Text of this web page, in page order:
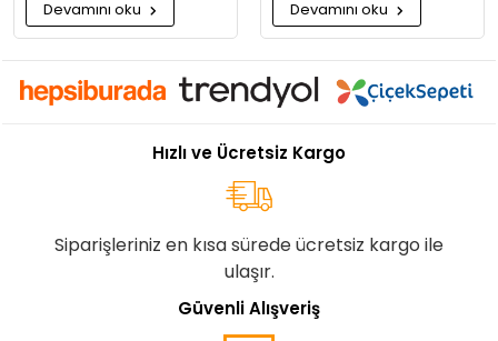
yapmadığınıza pişman
olacaksınız!
Devamını oku
ve emzirme sırasında
hissedilen acı gelir.
Devamını oku
Hızlı ve Ücretsiz Kargo
Siparişleriniz en kısa sürede ücretsiz kargo ile
ulaşır.
Güvenli Alışveriş